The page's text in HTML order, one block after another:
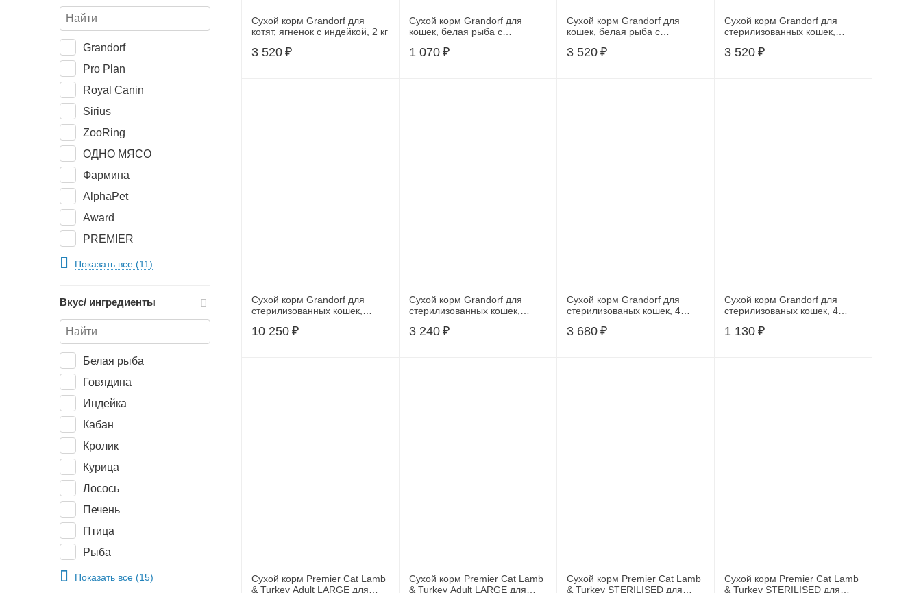
Сухой корм Grandorf для
котят, ягненок с индейкой, 2 кг
3 520 ₽
Сухой корм Grandorf для
кошек, белая рыба с
1 070 ₽
Сухой корм Grandorf для
кошек, белая рыба с
3 520 ₽
Сухой корм Grandorf для
стерилизованных кошек,
3 520 ₽
Сухой корм Grandorf для
стерилизованных кошек,
10 250 ₽
Сухой корм Grandorf для
стерилизованных кошек,
3 240 ₽
Сухой корм Grandorf для
стерилизованых кошек, 4
3 680 ₽
Сухой корм Grandorf для
стерилизованых кошек, 4
1 130 ₽
Сухой корм Premier Cat Lamb
& Turkey Adult LARGE для
Сухой корм Premier Cat Lamb
& Turkey Adult LARGE для
Сухой корм Premier Cat Lamb
& Turkey STERILISED для
Сухой корм Premier Cat Lamb
& Turkey STERILISED для
Grandorf
Pro Plan
Royal Canin
Sirius
ZooRing
ОДНО МЯСО
Фармина
AlphaPet
Award
PREMIER
Alleva
Показать все (11)
Вкус/ ингредиенты
Белая рыба
Говядина
Индейка
Кабан
Кролик
Курица
Лосось
Печень
Птица
Рыба
Сельдь
Показать все (15)